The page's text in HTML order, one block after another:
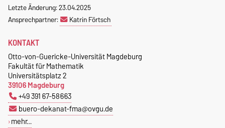
Tel. +49 391 67 58713
Fax. +49 391 67 41213
jeannette.polte@ovgu.de
Magdeburg
Fakultät für Mathematik
Geometrie
Postfach 4120
39016 Magdeburg
Letzte Änderung: 23.04.2025
Ansprechpartner:
Katrin Förtsch
KONTAKT
Otto-von-Guericke-Universität Magdeburg
Fakultät für Mathematik
Universitätsplatz 2
39106 Magdeburg
+49 391 67-58663
buero-dekanat-fma@ovgu.de
mehr…